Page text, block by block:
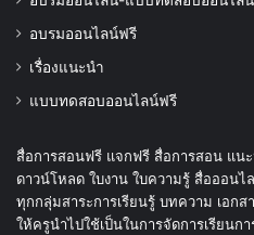
อบรมออนไลน์ฟรี
เรื่องแนะนำ
แบบทดสอบออนไลน์ฟรี
สื่อการสอนฟรี แจกฟรี สื่อการสอน แน
ดาวน์โหลด ใบงาน ใบความรู้ สื่อออน
ทุกกลุ่มสาระการเรียนรู้ บทความ เอก
ให้ครูนำไปใช้เป็นในการจัดการเรียนก